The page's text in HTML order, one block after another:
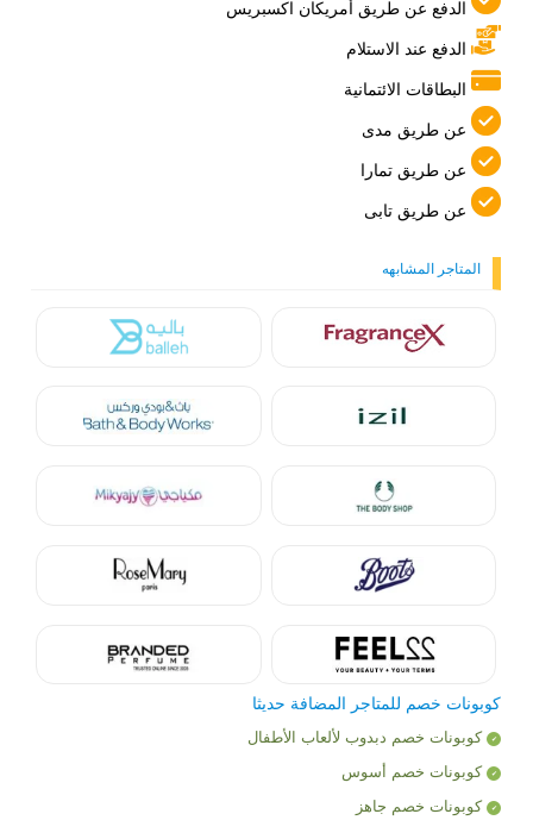
الدفع عن طريق أمريكان اكسبريس
الدفع عند الاستلام
البطاقات الائتمانية
عن طريق مدى
عن طريق تمارا
عن طريق تابى
المتاجر المشابهه
كوبونات خصم للمتاجر المضافة حديثا
كوبونات خصم دبدوب لألعاب الأطفال
كوبونات خصم أسوس
كوبونات خصم جاهز